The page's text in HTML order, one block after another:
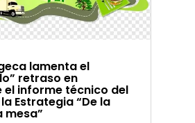
lamenta el
retraso en
el informe técnico del
Estrategia “De la
mesa”